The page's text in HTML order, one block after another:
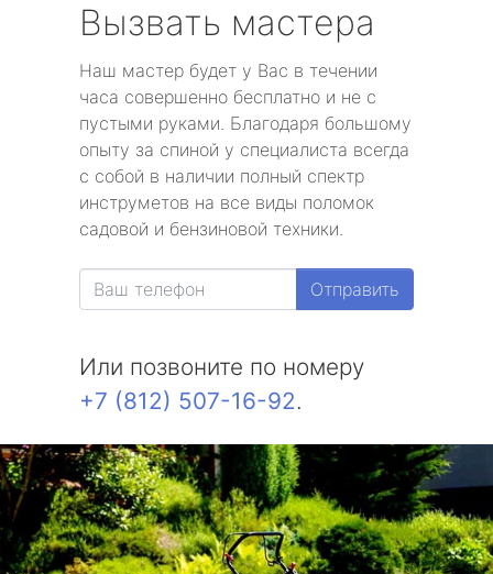
Вызвать мастера
Наш мастер будет у Вас в течении
часа совершенно бесплатно и не с
пустыми руками. Благодаря большому
опыту за спиной у специалиста всегда
с собой в наличии полный спектр
инструметов на все виды поломок
садовой и бензиновой техники.
Отправить
Или позвоните по номеру
+7 (812) 507-16-92.